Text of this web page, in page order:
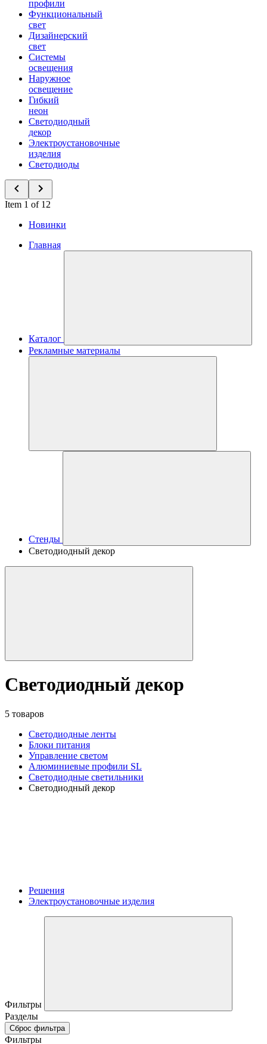
профили
Функциональный
свет
Дизайнерский
свет
Системы
освещения
Наружное
освещение
Гибкий
неон
Светодиодный
декор
Электроустановочные
изделия
Светодиоды
Item 1 of 12
Новинки
Главная
Каталог
Рекламные материалы
Стенды
Светодиодный декор
Светодиодный декор
5 товаров
Светодиодные ленты
Блоки питания
Управление светом
Алюминиевые профили SL
Светодиодные светильники
Светодиодный декор
Решения
Электроустановочные изделия
Фильтры
Разделы
Сброс фильтра
Фильтры